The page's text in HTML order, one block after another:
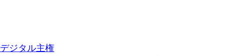
デジタル主権